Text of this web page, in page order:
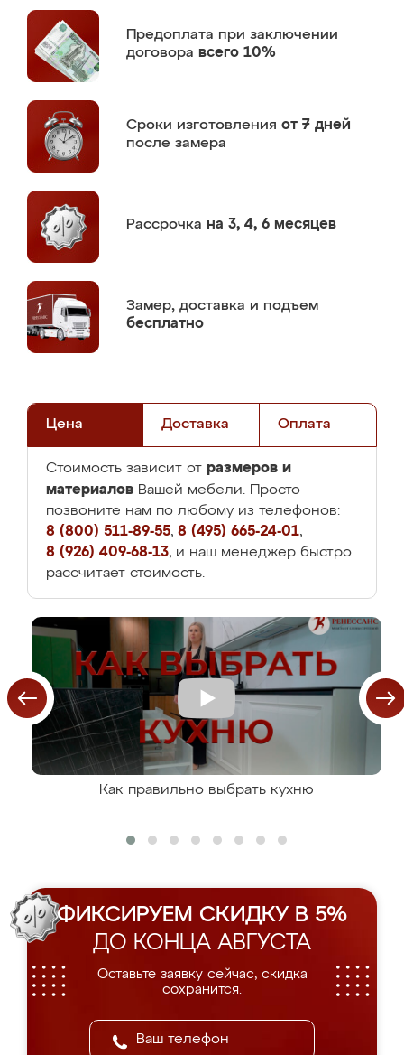
Предоплата при заключении
договора всего 10%
Сроки изготовления от 7 дней
после замера
Рассрочка на 3, 4, 6 месяцев
Замер, доставка и подъем
бесплатно
Цена Доставка Оплата
Стоимость зависит от размеров и
материалов Вашей мебели. Просто
позвоните нам по любому из телефонов:
8 (800) 511-89-55, 8 (495) 665-24-01,
8 (926) 409-68-13, и наш менеджер быстро
рассчитает стоимость.
Как правильно выбрать кухню
ФИКСИРУЕМ СКИДКУ В 5%
ДО КОНЦА АВГУСТА
Оставьте заявку сейчас, скидка
сохранится.